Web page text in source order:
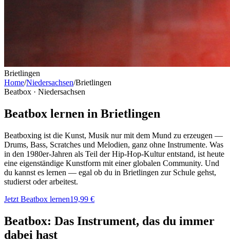
Brietlingen
Home/Niedersachsen/Brietlingen
Beatbox · Niedersachsen
Beatbox lernen in Brietlingen
Beatboxing ist die Kunst, Musik nur mit dem Mund zu erzeugen —
Drums, Bass, Scratches und Melodien, ganz ohne Instrumente. Was
in den 1980er-Jahren als Teil der Hip-Hop-Kultur entstand, ist heute
eine eigenständige Kunstform mit einer globalen Community. Und
du kannst es lernen — egal ob du in Brietlingen zur Schule gehst,
studierst oder arbeitest.
Jetzt Beatbox lernen19,99 €
Beatbox: Das Instrument, das du immer
dabei hast